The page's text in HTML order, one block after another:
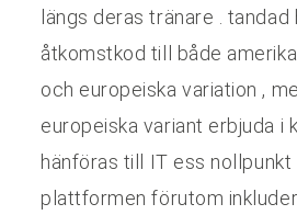
längs deras tränare .
åtkomstkod till både
och europeiska variation ,
europeiska variant erbjuda i
hänföras till IT ess
plattformen förutom